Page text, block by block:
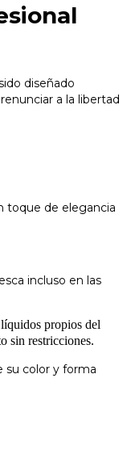
diseñado
a la libertad
toque de elegancia
incluso en las
propios del
sin restricciones.
su color y forma